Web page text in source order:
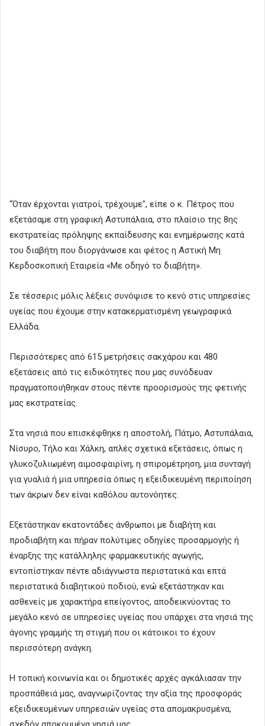
"Όταν έρχονται γιατροί, τρέχουμε", είπε ο κ. Πέτρος που
εξετάσαμε στη γραφική Αστυπάλαια, στο πλαίσιο της 8ης
εκστρατείας πρόληψης εκπαίδευσης και ενημέρωσης κατά
του διαβήτη που διοργάνωσε και φέτος η Αστική Μη
Κερδοσκοπική Εταιρεία «Με οδηγό το διαβήτη».
Σε τέσσερις μόλις λέξεις συνόψισε το κενό στις υπηρεσίες
υγείας που έχουμε στην κατακερματισμένη γεωγραφικά
Ελλάδα.
Περισσότερες από 615 μετρήσεις σακχάρου και 480
εξετάσεις από τις ειδικότητες που μας συνόδευαν
πραγματοποιήθηκαν στους πέντε προορισμούς της φετινής
μας εκστρατείας.
Στα νησιά που επισκέφθηκε η αποστολή, Πάτμο, Αστυπάλαια,
Νίσυρο, Τήλο και Χάλκη, απλές σχετικά εξετάσεις, όπως η
γλυκοζυλιωμένη αιμοσφαιρίνη, η σπιρομέτρηση, μια συνταγή
για γυαλιά ή μια υπηρεσία όπως η εξειδικευμένη περιποίηση
των άκρων δεν είναι καθόλου αυτονόητες.
Εξετάστηκαν εκατοντάδες άνθρωποι με διαβήτη και
προδιαβήτη και πήραν πολύτιμες οδηγίες προσαρμογής ή
έναρξης της κατάλληλης φαρμακευτικής αγωγής,
εντοπίστηκαν πέντε αδιάγνωστα περιστατικά και επτά
περιστατικά διαβητικού ποδιού, ενώ εξετάστηκαν και
ασθενείς με χαρακτήρα επείγοντος, αποδεικνύοντας το
μεγάλο κενό σε υπηρεσίες υγείας που υπάρχει στα νησιά της
άγονης γραμμής τη στιγμή που οι κάτοικοι το έχουν
περισσότερη ανάγκη.
Η τοπική κοινωνία και οι δημοτικές αρχές αγκάλιασαν την
προσπάθειά μας, αναγνωρίζοντας την αξία της προσφοράς
εξειδικευμένων υπηρεσιών υγείας στα απομακρυσμένα,